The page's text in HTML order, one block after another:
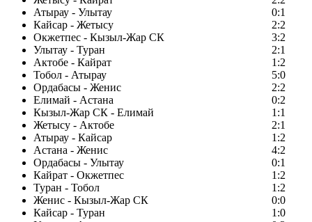
Атырау - Улытау
0:1
Кайсар - Жетысу
2:2
Окжетпес - Кызыл-Жар СК
3:2
Улытау - Туран
2:1
Актобе - Кайрат
1:2
Тобол - Атырау
5:0
Ордабасы - Женис
2:2
Елимай - Астана
0:2
Кызыл-Жар СК - Елимай
1:1
Жетысу - Актобе
2:1
Атырау - Кайсар
1:2
Астана - Женис
4:2
Ордабасы - Улытау
0:1
Кайрат - Окжетпес
1:2
Туран - Тобол
1:2
Женис - Кызыл-Жар СК
0:0
Кайсар - Туран
1:0